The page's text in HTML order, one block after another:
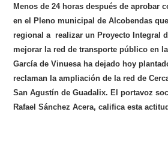
Menos de 24 horas después de aprobar
en el Pleno municipal de Alcobendas
regional a realizar un Proyecto Integral
mejorar la red de transporte público en
García de Vinuesa ha dejado hoy
reclaman la ampliación de la red de
San Agustín de Guadalix. El portavoz
Rafael Sánchez Acera, califica esta